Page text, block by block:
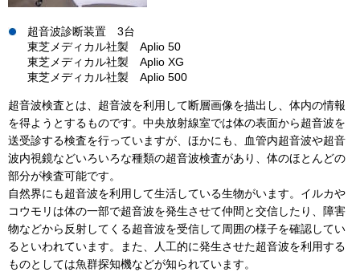
超音波診断装置 3台
東芝メディカル社製 Aplio 50
東芝メディカル社製 Aplio XG
東芝メディカル社製 Aplio 500
超音波検査とは、超音波を利用して断層画像を描出し、体内の情報
を得ようとするものです。中央放射線室では体の表面から超音波を
送受診する検査を行っていますが、ほかにも、血管内超音波や超音
波内視鏡などいろいろな種類の超音波検査があり、体のほとんどの
部分が検査可能です。
自然界にも超音波を利用して生活している生物がいます。イルカや
コウモリは体の一部で超音波を発生させて仲間と交信したり、障害
物などから反射してくる超音波を受信して周囲の様子を確認してい
るといわれています。また、人工的に発生させた超音波を利用する
ものとしては魚群探知機などが知られています。